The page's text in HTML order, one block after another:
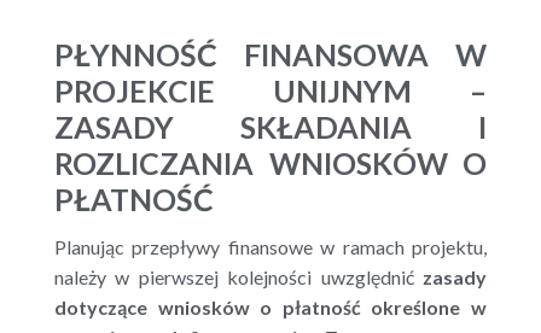
PŁYNNOŚĆ FINANSOWA W
PROJEKCIE UNIJNYM –
ZASADY SKŁADANIA I
ROZLICZANIA WNIOSKÓW O
PŁATNOŚĆ
Planując przepływy finansowe w ramach projektu,
należy w pierwszej kolejności uwzględnić zasady
dotyczące wniosków o płatność określone w